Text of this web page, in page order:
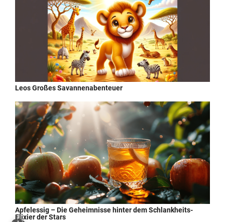
Leos Großes Savannenabenteuer
Apfelessig – Die Geheimnisse hinter dem Schlankheits-
Elixier der Stars